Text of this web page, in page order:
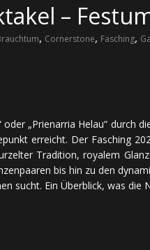
–
, Cornerstone, Fasching,
oder „Prienarria Helau“ durch
er­reicht. Der Fasching
Tra­di­tion, royalem
bis hin zu den
sucht. Ein Über­blick, was die